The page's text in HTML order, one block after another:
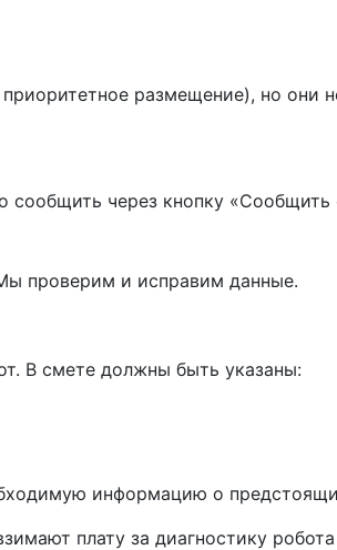
размещение), но они
через кнопку «Сообщить
проверим и исправим данные.
В смете должны быть указаны:
информацию о
плату за диагностику